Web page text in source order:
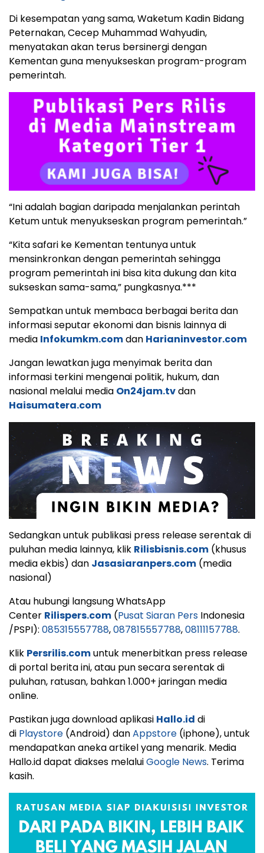
Di kesempatan yang sama, Waketum Kadin Bidang
Peternakan, Cecep Muhammad Wahyudin,
menyatakan akan terus bersinergi dengan
Kementan guna menyukseskan program-program
pemerintah.
“Ini adalah bagian daripada menjalankan perintah
Ketum untuk menyukseskan program pemerintah.”
“Kita safari ke Kementan tentunya untuk
mensinkronkan dengan pemerintah sehingga
program pemerintah ini bisa kita dukung dan kita
sukseskan sama-sama,” pungkasnya.***
Sempatkan untuk membaca berbagai berita dan
informasi seputar ekonomi dan bisnis lainnya di
media Infokumkm.comdan Harianinvestor.com
Jangan lewatkan juga menyimak berita dan
informasi terkini mengenai politik, hukum, dan
nasional melalui media On24jam.tvdan
Haisumatera.com
Sedangkan untuk publikasi press release serentak di
puluhan media lainnya, klik Rilisbisnis.com (khusus
media ekbis) dan Jasasiaranpers.com (media
nasional)
Atau hubungi langsung WhatsApp
Center Rilispers.com (Pusat Siaran Pers Indonesia
/PSPI): 085315557788,087815557788,08111157788.
Klik Persrilis.comuntuk menerbitkan press release
di portal berita ini, atau pun secara serentak di
puluhan, ratusan, bahkan 1.000+ jaringan media
online.
Pastikan juga download aplikasi Hallo.id di
di Playstore (Android) danAppstore (iphone), untuk
mendapatkan aneka artikel yang menarik. Media
Hallo.id dapat diakses melaluiGoogle News. Terima
kasih.